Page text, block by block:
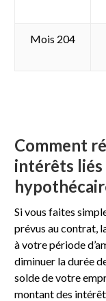
Mois 204
Comment
intérêts liés
Si vous faites
prévus au contrat,
à votre période
diminuer la durée
solde de votre
montant des